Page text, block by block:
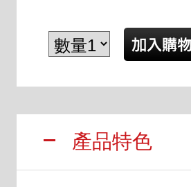
產品特色